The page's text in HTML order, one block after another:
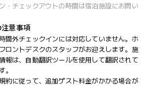
・チェックアウトの時間は宿泊施設にお問い
意事項
間外チェックインには対応していません。ホ
ロントデスクのスタッフがお迎えします。施
報は、自動翻訳ツールを使用して翻訳されて
。
約に従って、追加ゲスト料金がかかる場合が